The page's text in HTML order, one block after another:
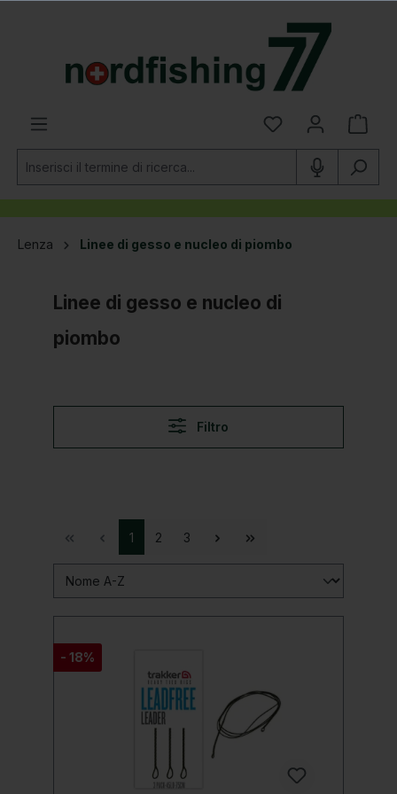
Lenza Linee di gesso e nucleo di piombo
Linee di gesso e nucleo di
piombo
Filtro
1 2 3
- 18%